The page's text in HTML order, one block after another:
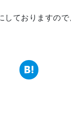
ておりますので